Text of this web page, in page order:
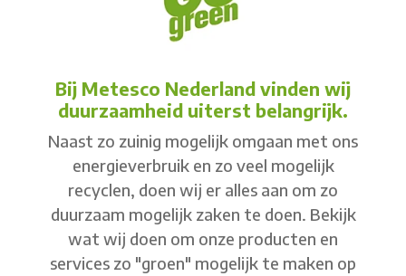
Bij Metesco Nederland vinden wij
duurzaamheid uiterst belangrijk.
Naast zo zuinig mogelijk omgaan met ons
energieverbruik en zo veel mogelijk
recyclen, doen wij er alles aan om zo
duurzaam mogelijk zaken te doen. Bekijk
wat wij doen om onze producten en
services zo "groen" mogelijk te maken op